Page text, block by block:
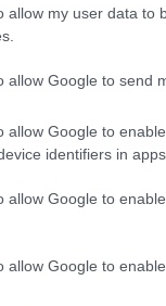
allow my user data to
allow Google to send
allow Google to
identifiers in apps.
allow Google to
allow Google to
nem ellenőrzi. Kifogás
.
információt nem